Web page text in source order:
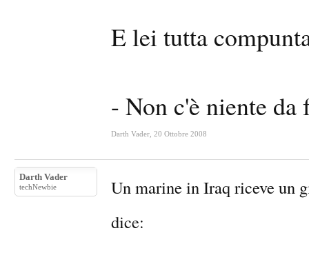
E lei tutta
- Non c'è niente da
Darth Vader 20 Ottobre 2008
Darth Vader
techNewbie
Un marine in Iraq riceve un
dice: